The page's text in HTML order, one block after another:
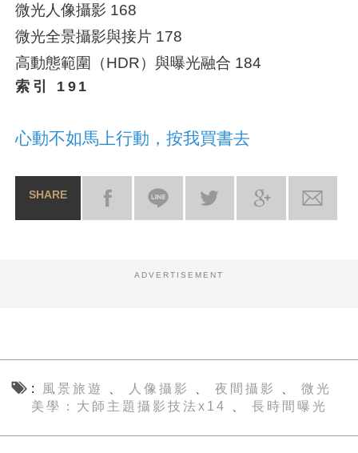
微光人像攝影 168
微光全景攝影與接片 178
高動態範圍（HDR）與曝光融合 184
索引 191
心動不如馬上行動，按我買書去
SHARE
ADVERTISEMENT
風景旅遊 人像攝影 夜間攝影
微光
美學：大師主題攝影技法x14
長時間曝光